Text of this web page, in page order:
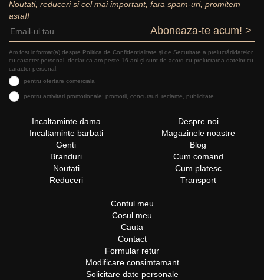
Noutati, reduceri si cel mai important, fara spam-uri, promitem
asta!!
Aboneaza-te acum! >
Am fost informat(a) despre Politica de Confidențialitate şi de Securitate a prelucrăriidatelor
cu caracter personal, declar ca am peste 16 ani și sunt de acord cu prelucrarea datelor cu
caracter personal:
pentru ofertare comerciala
pentru activitati promotionale: promotii, concursuri, reclame, publicitate
Incaltaminte dama
Incaltaminte barbati
Genti
Branduri
Noutati
Reduceri
Despre noi
Magazinele noastre
Blog
Cum comand
Cum platesc
Transport
Contul meu
Cosul meu
Cauta
Contact
Formular retur
Modificare consimtamant
Solicitare date personale